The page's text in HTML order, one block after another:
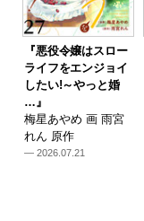
『悪役令嬢はスロー
ライフをエンジョイ
したい!～やっと婚
…』
梅星あやめ 画 雨宮
れん 原作
— 2026.07.21